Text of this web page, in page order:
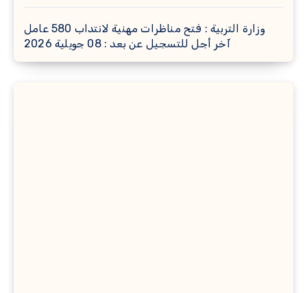
وزارة التربية : فتح مناظرات مهنية لانتداب 580 عامل
آخر أجل للتسجيل عن بعد : 08 جويلية 2026